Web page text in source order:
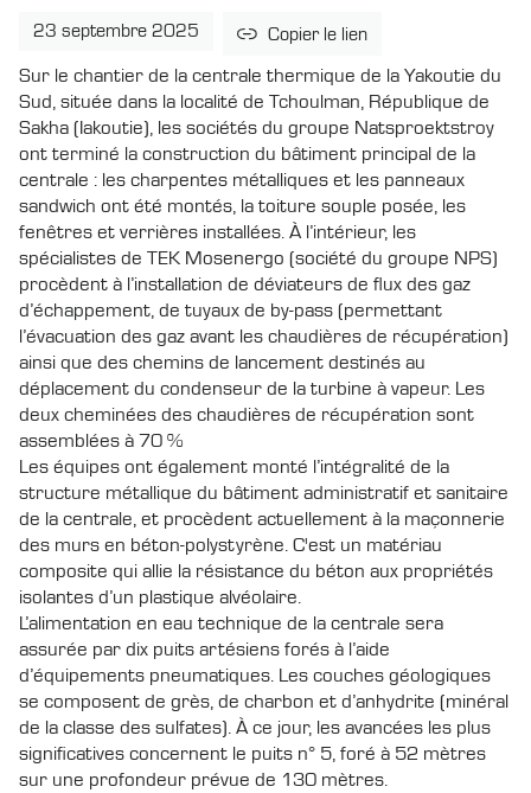
23 septembre 2025 Copier le lien
Sur le chantier de la centrale thermique de la Yakoutie du
Sud, située dans la localité de Tchoulman, République de
Sakha (Iakoutie), les sociétés du groupe Natsproektstroy
ont terminé la construction du bâtiment principal de la
centrale : les charpentes métalliques et les panneaux
sandwich ont été montés, la toiture souple posée, les
fenêtres et verrières installées. À l’intérieur, les
spécialistes de TEK Mosenergo (société du groupe NPS)
procèdent à l’installation de déviateurs de flux des gaz
d’échappement, de tuyaux de by-pass (permettant
l’évacuation des gaz avant les chaudières de récupération)
ainsi que des chemins de lancement destinés au
déplacement du condenseur de la turbine à vapeur. Les
deux cheminées des chaudières de récupération sont
assemblées à 70 %
Les équipes ont également monté l’intégralité de la
structure métallique du bâtiment administratif et sanitaire
de la centrale, et procèdent actuellement à la maçonnerie
des murs en béton-polystyrène. C'est un matériau
composite qui allie la résistance du béton aux propriétés
isolantes d’un plastique alvéolaire.
L’alimentation en eau technique de la centrale sera
assurée par dix puits artésiens forés à l’aide
d’équipements pneumatiques. Les couches géologiques
se composent de grès, de charbon et d’anhydrite (minéral
de la classe des sulfates). À ce jour, les avancées les plus
significatives concernent le puits n° 5, foré à 52 mètres
sur une profondeur prévue de 130 mètres.